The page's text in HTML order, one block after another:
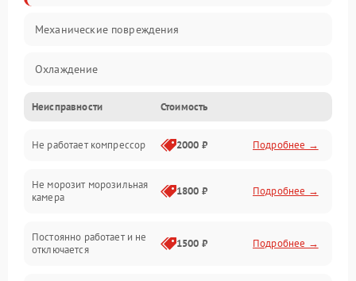
Механические повреждения
Охлаждение
Механика
Электропитание
Дренаж
Неисправности Стоимость
Не работает компрессор 2000 ₽ Подробнее →
Не морозит морозильная
камера
1800 ₽ Подробнее →
Постоянно работает и не
отключается
1500 ₽ Подробнее →